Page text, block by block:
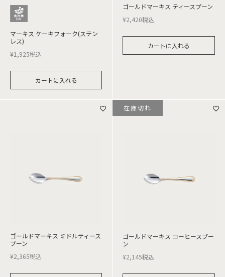
マーキス ケーキフォーク(ステン
レス)
¥1,925税込
カートに入れる
ゴールドマーキス ティースプーン
¥2,420税込
カートに入れる
ゴールドマーキス ミドルティース
プーン
¥2,365税込
ゴールドマーキス コーヒースプー
ン
¥2,145税込
在庫切れ